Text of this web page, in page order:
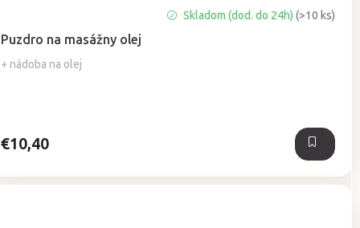
Puzdro na masážny olej
+ nádoba na olej
hodnotenie
produktu
je
Skladom (dod. do 24h)(>10 ks)
€10,40